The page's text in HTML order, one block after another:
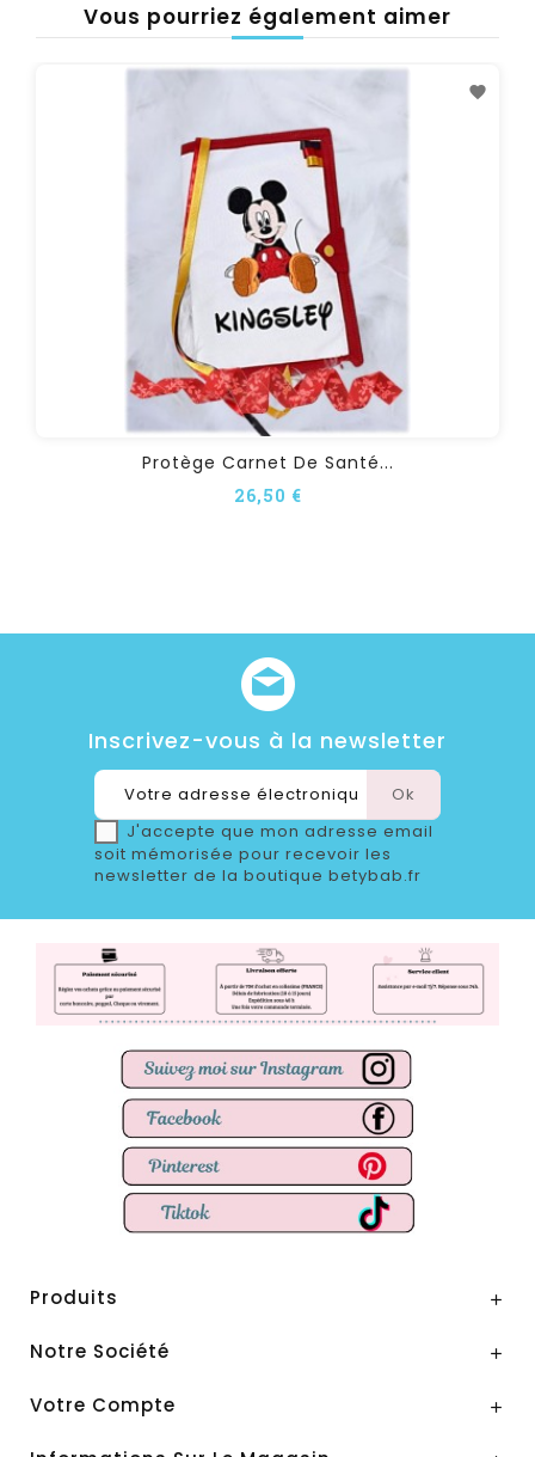
Vous pourriez également aimer
Protège Carnet De Santé...
26,50 €
Inscrivez-vous à la newsletter
J'accepte que mon adresse email
soit mémorisée pour recevoir les
newsletter de la boutique betybab.fr
Produits 
Notre Société 
Votre Compte 